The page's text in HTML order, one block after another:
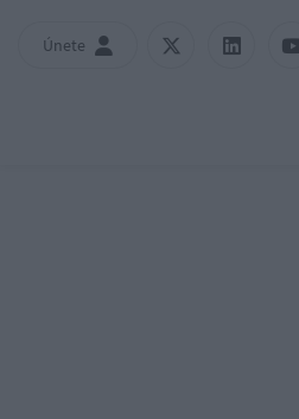
Únete